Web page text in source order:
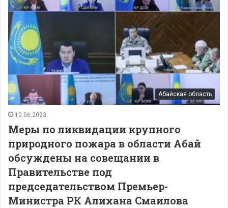
Абайская область
10.06.2023
Меры по ликвидации крупного
природного пожара в области Абай
обсуждены на совещании в
Правительстве под
председательством Премьер-
Министра РК Алихана Смаилова